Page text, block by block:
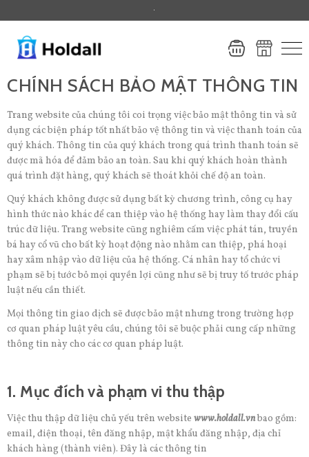
CHÍNH SÁCH BẢO MẬT THÔNG TIN
Trang website của chúng tôi coi trọng việc bảo mật thông tin và sử
dụng các biện pháp tốt nhất bảo vệ thông tin và việc thanh toán của
quý khách. Thông tin của quý khách trong quá trình thanh toán sẽ
được mã hóa để đảm bảo an toàn. Sau khi quý khách hoàn thành
quá trình đặt hàng, quý khách sẽ thoát khỏi chế độ an toàn.
Quý khách không được sử dụng bất kỳ chương trình, công cụ hay
hình thức nào khác để can thiệp vào hệ thống hay làm thay đổi cấu
trúc dữ liệu. Trang website cũng nghiêm cấm việc phát tán, truyền
bá hay cổ vũ cho bất kỳ hoạt động nào nhằm can thiệp, phá hoại
hay xâm nhập vào dữ liệu của hệ thống. Cá nhân hay tổ chức vi
phạm sẽ bị tước bỏ mọi quyền lợi cũng như sẽ bị truy tố trước pháp
luật nếu cần thiết.
Mọi thông tin giao dịch sẽ được bảo mật nhưng trong trường hợp
cơ quan pháp luật yêu cầu, chúng tôi sẽ buộc phải cung cấp những
thông tin này cho các cơ quan pháp luật.
1. Mục đích và phạm vi thu thập
Việc thu thập dữ liệu chủ yếu trên website www.holdall.vnbao gồm:
email, điện thoại, tên đăng nhập, mật khẩu đăng nhập, địa chỉ
khách hàng (thành viên). Đây là các thông tin